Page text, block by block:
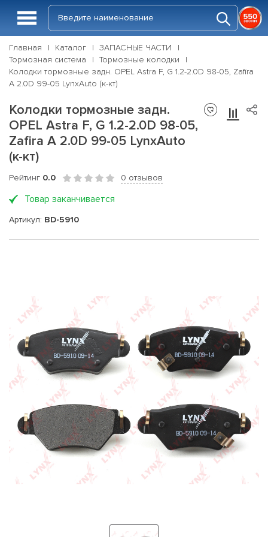
Главная Каталог
ЗАПАСНЫЕ ЧАСТИ
Тормозная система
Тормозные колодки
Колодки тормозные задн. OPEL Astra F, G 1.2-2.0D 98-05, Zafira
A 2.0D 99-05 LynxAuto (к-кт)
Колодки тормозные задн.
OPEL Astra F, G 1.2-2.0D 98-05,
Zafira A 2.0D 99-05 LynxAuto
(к-кт)
Рейтинг 0.0 0 отзывов
Товар заканчивается
Артикул: BD-5910